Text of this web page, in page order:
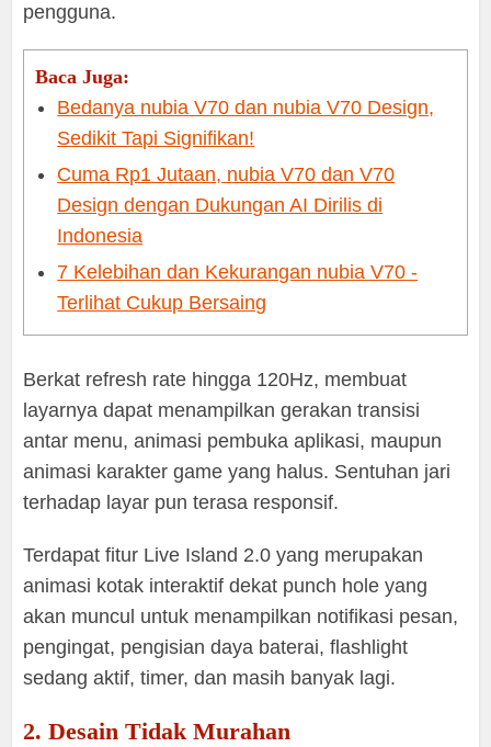
pengguna.
Baca Juga:
Bedanya nubia V70 dan nubia V70 Design,
Sedikit Tapi Signifikan!
Cuma Rp1 Jutaan, nubia V70 dan V70
Design dengan Dukungan AI Dirilis di
Indonesia
7 Kelebihan dan Kekurangan nubia V70 -
Terlihat Cukup Bersaing
Berkat refresh rate hingga 120Hz, membuat
layarnya dapat menampilkan gerakan transisi
antar menu, animasi pembuka aplikasi, maupun
animasi karakter game yang halus. Sentuhan jari
terhadap layar pun terasa responsif.
Terdapat fitur Live Island 2.0 yang merupakan
animasi kotak interaktif dekat punch hole yang
akan muncul untuk menampilkan notifikasi pesan,
pengingat, pengisian daya baterai, flashlight
sedang aktif, timer, dan masih banyak lagi.
2. Desain Tidak Murahan